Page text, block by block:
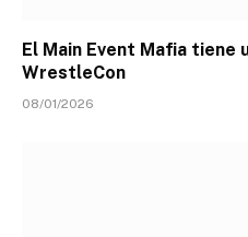
El Main Event Mafia tiene
WrestleCon
08/01/2026